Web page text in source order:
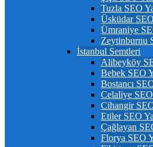
Tuzla SEO
Üsküdar SEO
Ümraniye
Zeytinburnu
İstanbul Semtleri
Alibeyköy
Bebek SEO
Bostancı
Celaliye SEO
Cihangir SEO
Etiler SEO
Çağlayan
Florya SEO